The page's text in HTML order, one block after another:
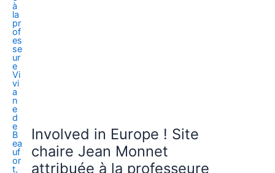
Involved in Europe ! Site
chaire Jean Monnet
attribuée à la professeure